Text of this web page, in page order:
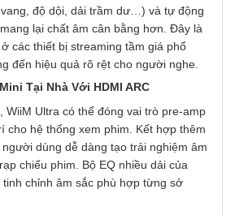
độ dội, dải trầm dư…) và tự động
lại chất âm cân bằng hơn. Đây là
các thiết bị streaming tầm giá phổ
đến hiệu quả rõ rệt cho người nghe.
Tại Nhà Với HDMI ARC
WiiM Ultra có thể đóng vai trò pre-amp
cho hệ thống xem phim. Kết hợp thêm
dùng dễ dàng tạo trải nghiệm âm
chiếu phim. Bộ EQ nhiều dải của
tinh chỉnh âm sắc phù hợp từng sở